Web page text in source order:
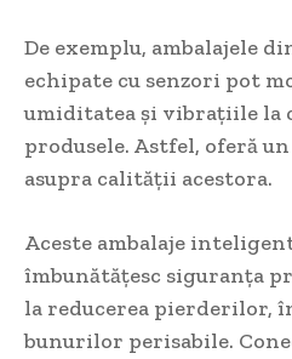
De exemplu, ambalajele
echipate cu senzori pot
umiditatea și vibrațiile la
produsele. Astfel, oferă
asupra calității acestora.
Aceste ambalaje
îmbunătățesc siguranța
la reducerea pierderilor,
bunurilor perisabile.